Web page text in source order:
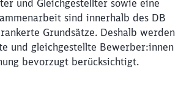
und Gleichgestellter sowie eine
sind innerhalb des DB
Grundsätze. Deshalb werden
und gleichgestellte Bewerber:innen
bevorzugt berücksichtigt.